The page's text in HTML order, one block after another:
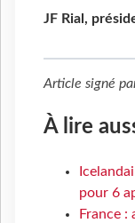
JF Rial,
Article signé
À lire
pour 6
France